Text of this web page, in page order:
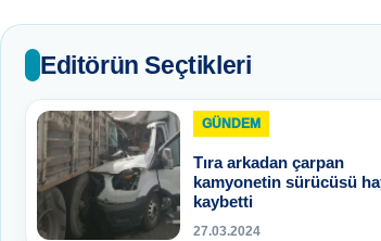
Editörün Seçtikleri
GÜNDEM
Tıra arkadan çarpan
kamyonetin sürücüsü
kaybetti
27.03.2024